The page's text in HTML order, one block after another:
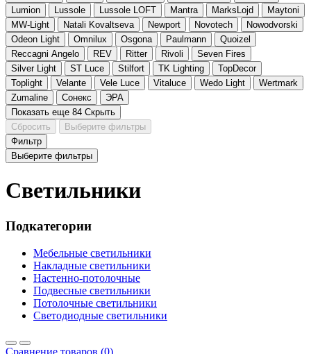
Lumion
Lussole Lussole LOFT Mantra MarksLojd
Maytoni
MW-Light
Natali Kovaltseva Newport Novotech
Nowodvorski
Odeon Light
Omnilux Osgona Paulmann
Quoizel
Reccagni Angelo
REV Ritter Rivoli
Seven Fires
Silver Light
ST Luce Stilfort TK Lighting
TopDecor
Toplight
Velante Vele Luce Vitaluce Wedo Light
Wertmark
Zumaline
Сонекс
ЭРА
Показать еще 84 Скрыть
Сбросить
Выберите фильтры
Фильтр
Выберите фильтры
Светильники
Подкатегории
Мебельные светильники
Накладные светильники
Настенно-потолочные
Подвесные светильники
Потолочные светильники
Светодиодные светильники
Сравнение товаров (0)